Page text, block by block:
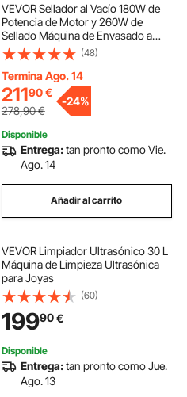
VEVOR Sellador al Vacío 180W de
Potencia de Motor y 260W de
Sellado Máquina de Envasado a
Vacío Acero Inoxidable Máquina
Selladora de Cámara 33x25cm de
Máx. Tamaño de Sellado, Hogar,
Supermercado
(48)
Termina Ago. 14
21190€
278,90€
-24%
Disponible
Entrega:tan pronto como Vie.
Ago. 14
Añadir al carrito
VEVOR Limpiador Ultrasónico 30 L
Máquina de Limpieza Ultrasónica
para Joyas
(60)
19990€
Disponible
Entrega:tan pronto como Jue.
Ago. 13